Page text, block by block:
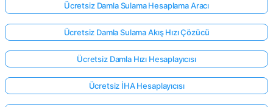
Ücretsiz Damla Sulama Hesaplama Aracı
Ücretsiz Damla Sulama Akış Hızı Çözücü
Ücretsiz Damla Hızı Hesaplayıcısı
Ücretsiz İHA Hesaplayıcısı